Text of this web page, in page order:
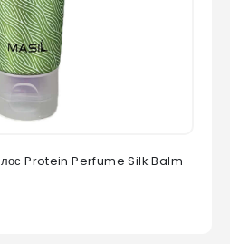
Protein Perfume Silk Balm